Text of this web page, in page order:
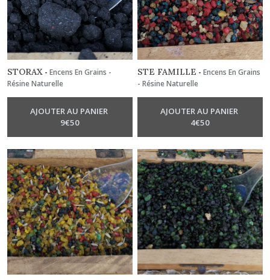
STORAX - Encens En Grains -
Résine Naturelle
AJOUTER AU PANIER
9€50
STE FAMILLE -Encens En Grains
- Résine Naturelle
AJOUTER AU PANIER
4€50